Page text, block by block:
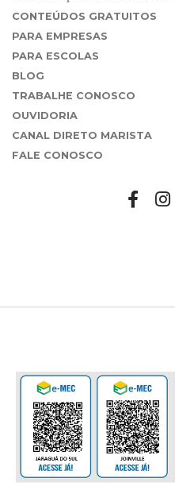
CONTEÚDOS GRATUITOS
PARA EMPRESAS
PARA ESCOLAS
BLOG
TRABALHE CONOSCO
OUVIDORIA
CANAL DIRETO MARISTA
FALE CONOSCO